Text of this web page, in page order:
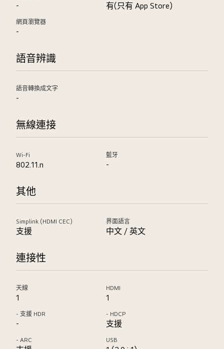
- 有(只有 App Store)
網頁瀏覽器
-
語音辨識
語音轉換成文字
-
無線連接
Wi-Fi
802.11.n
藍牙
-
其他
Simplink (HDMI CEC)
支援
界面語言
中文 / 英文
連接性
天線
1
HDMI
1
- 支援 HDR
-
- HDCP
支援
- ARC USB